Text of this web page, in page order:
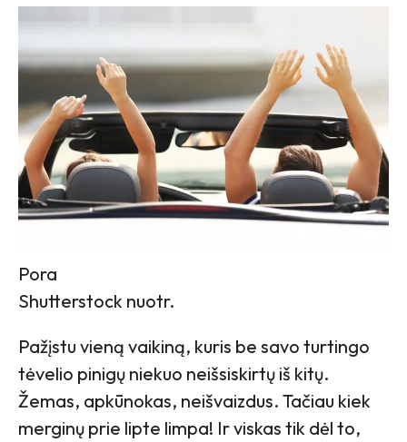
Pora
Shutterstock nuotr.
Pažįstu vieną vaikiną, kuris be savo turtingo
tėvelio pinigų niekuo neišsiskirtų iš kitų.
Žemas, apkūnokas, neišvaizdus. Tačiau kiek
merginų prie lipte limpa! Ir viskas tik dėl to,